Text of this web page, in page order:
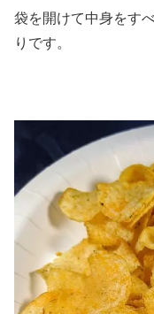
袋を開けて中身をす
りです。